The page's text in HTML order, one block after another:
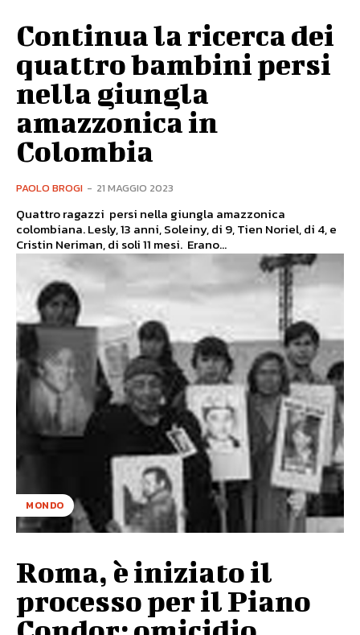
Continua la ricerca dei
quattro bambini persi
nella giungla
amazzonica in
Colombia
PAOLO BROGI - 21 MAGGIO 2023
Quattro ragazzi persi nella giungla amazzonica
colombiana. Lesly, 13 anni, Soleiny, di 9, Tien Noriel, di 4, e
Cristin Neriman, di soli 11 mesi. Erano...
MONDO
Roma, è iniziato il
processo per il Piano